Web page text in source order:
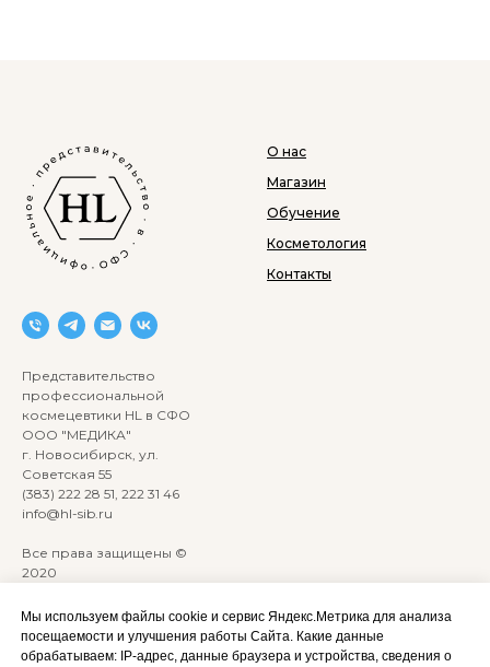
Мы используем файлы cookie и сервис Яндекс.Метрика для анализа
посещаемости и улучшения работы Сайта. Какие данные
обрабатываем: IP‑адрес, данные браузера и устройства, сведения о
Представительство
профессиональной
космецевтики HL в СФО
ООО "МЕДИКА"
г. Новосибирск, ул.
Советская 55
(383) 222 28 51, 222 31 46
info@hl-sib.ru
Все права защищены ©
2020
ANKRYONK
О нас
Магазин
Обучение
Косметология
Контакты